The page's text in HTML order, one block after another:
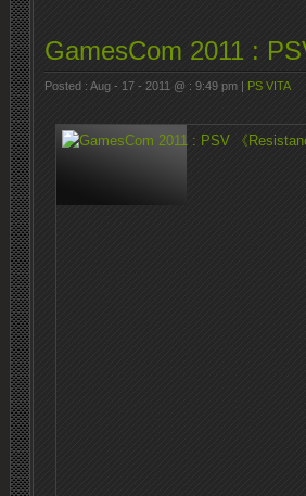
GamesCom 2011 :
Posted : Aug - 17 - 2011 @ : 9:49 pm | PS VITA